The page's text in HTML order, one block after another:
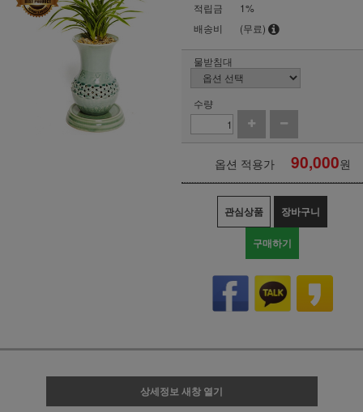
적립금
1%
배송비
(무료)
물받침대
수량
옵션 적용가 90,000원
관심상품 장바구니
구매하기
상세정보 새창 열기